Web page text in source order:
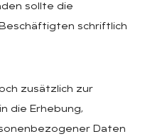
sollte die
schriftlich
zusätzlich zur
die Erhebung,
Daten